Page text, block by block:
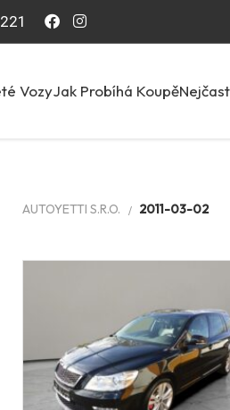
VozyJak Probíhá Koupě
AUTOYETTI S.R.O. 2011-03-02